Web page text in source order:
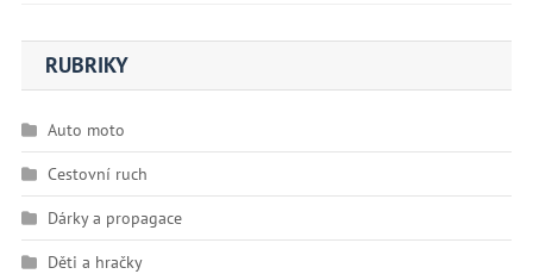
RUBRIKY
Auto moto
Cestovní ruch
Dárky a propagace
Děti a hračky